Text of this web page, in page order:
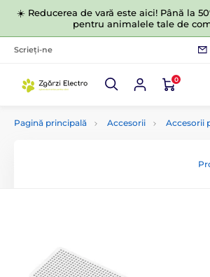
☀️ Reducerea de vară este aici! Până la
pentru animalele tale de
Scrieți-ne
0
Pagină principală Accesorii Accesorii